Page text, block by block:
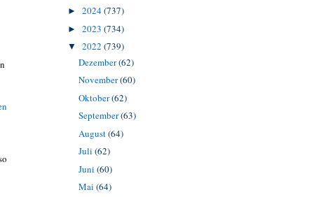
► 2024(737)
► 2023 (734)
▼ 2022 (739)
Dezember(62)
November(60)
Oktober(62)
September(63)
August(64)
Juli (62)
Juni (60)
Mai (64)